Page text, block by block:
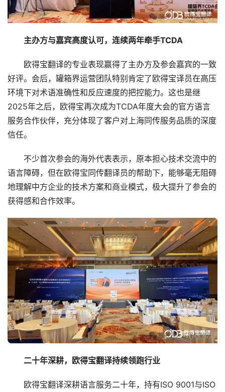
主办方与嘉宾高度认可，连续两年牵手TCDA
欧得宝翻译的专业表现赢得了主办方及参会嘉宾的一致
好评。会后，罐箱界运营团队特别肯定了欧得宝译员在高压
环境下对术语准确性和反应速度的把控能力。这也是继
2025年之后，欧得宝再次成为TCDA年度大会的官方语言
服务合作伙伴，充分体现了客户对上海同传服务品质的深度
信任。
不少首次参会的海外代表表示，原本担心技术交流中的
语言障碍，但在欧得宝同传翻译员的帮助下，能够毫无阻碍
地理解中方企业的技术方案和商业模式，极大提升了参会的
获得感和合作效率。
二十年深耕，欧得宝翻译持续领跑行业
欧得宝翻译深耕语言服务二十年，持有ISO 9001与ISO